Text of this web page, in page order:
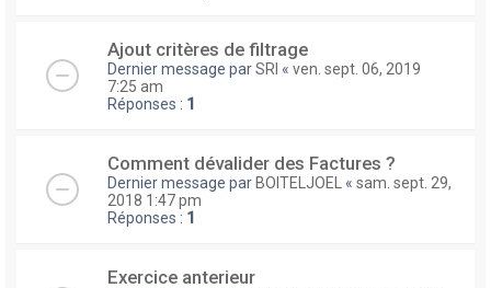
Ajout critères de filtrage
Dernier message parSRI « ven. sept. 06, 2019
7:25 am
Réponses : 1
Comment dévalider des Factures ?
Dernier message par BOITELJOEL « sam. sept. 29,
2018 1:47 pm
Réponses : 1
Exercice anterieur